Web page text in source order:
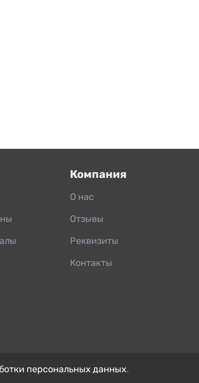
Компания
О нас
Отзывы
Реквизиты
Контакты
персональных данных.